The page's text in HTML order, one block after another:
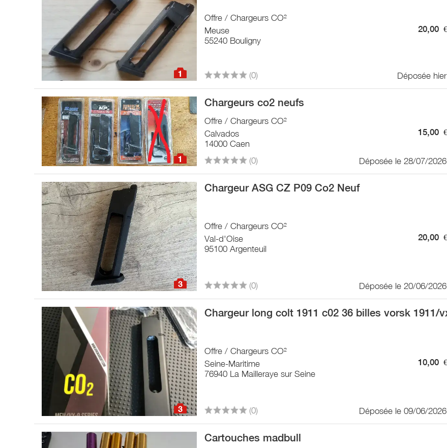
1
Offre / Chargeurs CO²
Meuse
55240 Bouligny
20,00
(0) Déposée
1
Chargeurs co2 neufs
Offre / Chargeurs CO²
Calvados
14000 Caen
15,00
(0) Déposée le 28/07/
3
Chargeur ASG CZ P09 Co2 Neuf
Offre / Chargeurs CO²
Val-d'Oise
95100 Argenteuil
20,00
(0) Déposée le 20/06/
3
Chargeur long colt 1911 c02 36 billes vorsk 1911/
Offre / Chargeurs CO²
Seine-Maritime
76940 La Mailleraye sur Seine
10,00
(0) Déposée le 09/06/
Cartouches madbull